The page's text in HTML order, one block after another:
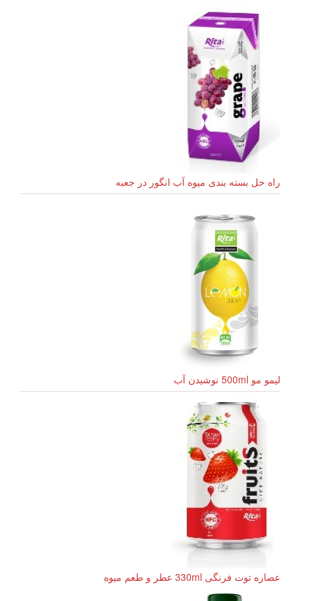
راه حل بسته بندی میوه آب انگور در جعبه
لیمو مو 500ml نوشیدن آب
عصاره توت فرنگی 330ml عطر و طعم میوه